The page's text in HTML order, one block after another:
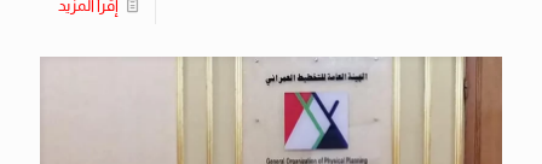
إقرأ المزيد